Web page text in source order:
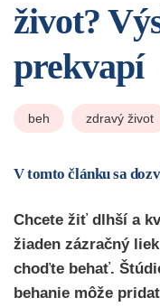
život?
prekvapí
beh zdravý život
V tomto článku sa
Chcete žiť dlhší a
žiaden zázračný
choďte behať.
behanie môže